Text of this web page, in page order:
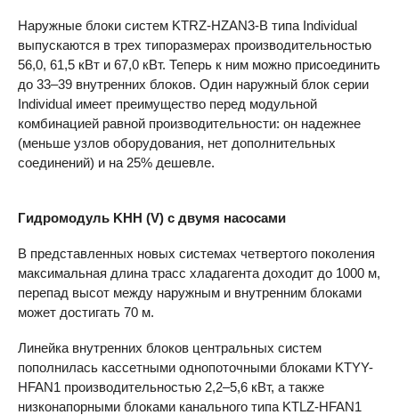
Наружные блоки систем KTRZ-HZAN3-B типа Individual
выпускаются в трех типоразмерах производительностью
56,0, 61,5 кВт и 67,0 кВт. Теперь к ним можно присоединить
до 33–39 внутренних блоков. Один наружный блок серии
Individual имеет преимущество перед модульной
комбинацией равной производительности: он надежнее
(меньше узлов оборудования, нет дополнительных
соединений) и на 25% дешевле.
Гидромодуль KHH (V) с двумя насосами
В представленных новых системах четвертого поколения
максимальная длина трасс хладагента доходит до 1000 м,
перепад высот между наружным и внутренним блоками
может достигать 70 м.
Линейка внутренних блоков центральных систем
пополнилась кассетными однопоточными блоками KTYY-
HFAN1 производительностью 2,2–5,6 кВт, а также
низконапорными блоками канального типа KTLZ-HFAN1